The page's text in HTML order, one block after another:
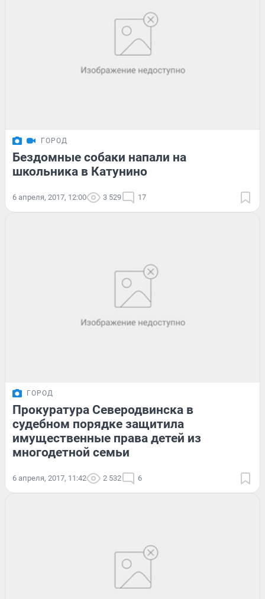
ГОРОД
Бездомные собаки напали на
школьника в Катунино
6 апреля, 2017, 12:00 3 529 17
ГОРОД
Прокуратура Северодвинска в
судебном порядке защитила
имущественные права детей из
многодетной семьи
6 апреля, 2017, 11:42 2 532 6